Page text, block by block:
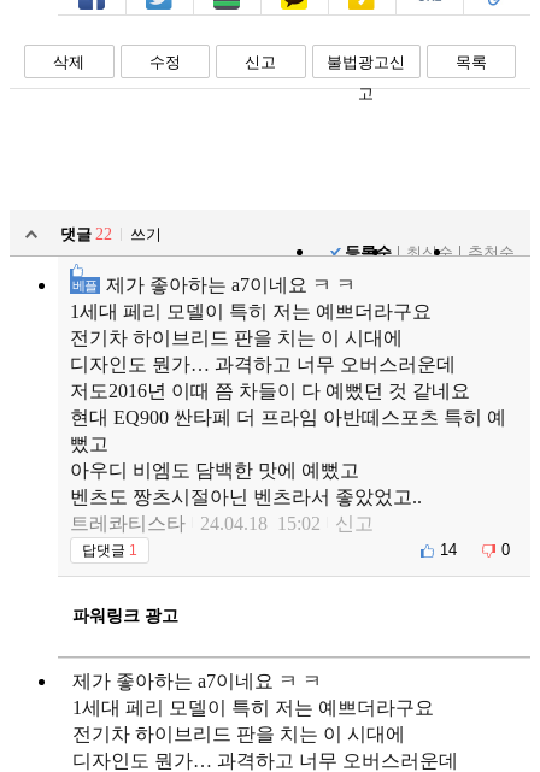
페북 트윗 밴드 카톡 카스 복사 스크랩
삭제 수정 신고
불법광고신
고
목록
댓글 22
쓰기
등록순
최신순 추천순
베플
제가 좋아하는 a7이네요 ㅋ ㅋ
1세대 페리 모델이 특히 저는 예쁘더라구요
전기차 하이브리드 판을 치는 이 시대에
디자인도 뭔가… 과격하고 너무 오버스러운데
저도2016년 이때 쯤 차들이 다 예뻤던 것 같네요
현대 EQ900 싼타페 더 프라임 아반떼스포츠 특히 예
뻤고
아우디 비엠도 담백한 맛에 예뻤고
벤츠도 짱츠시절아닌 벤츠라서 좋았었고..
트레콰티스타
24.04.18 15:02 신고
답댓글 1 14 0
파워링크 광고
제가 좋아하는 a7이네요 ㅋ ㅋ
1세대 페리 모델이 특히 저는 예쁘더라구요
전기차 하이브리드 판을 치는 이 시대에
디자인도 뭔가… 과격하고 너무 오버스러운데